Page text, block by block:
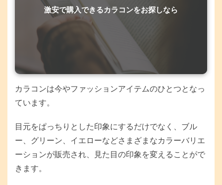
激安で購入できるカラコンをお探しなら
カラコンは今やファッションアイテムのひとつとなっ
ています。
目元をぱっちりとした印象にするだけでなく、ブル
ー、グリーン、イエローなどさまざまなカラーバリエ
ーションが販売され、見た目の印象を変えることがで
きます。